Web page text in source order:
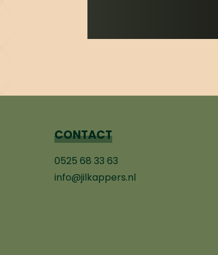
CONTACT
0525 68 33 63
info@jilkappers.nl